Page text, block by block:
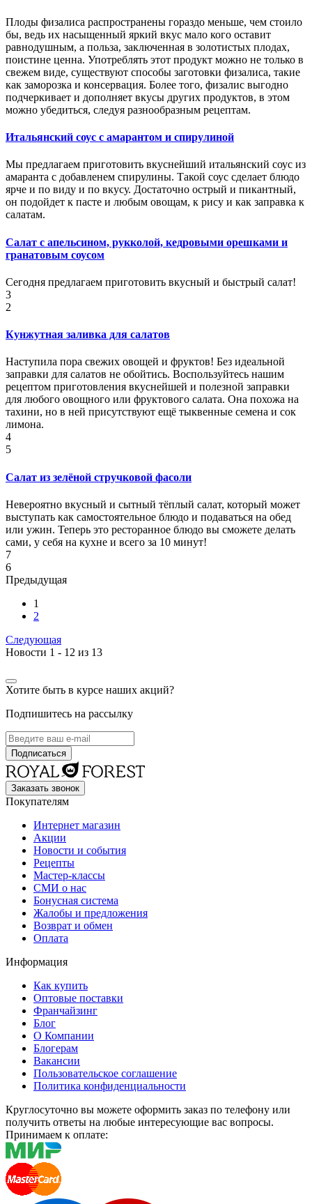
Плоды физалиса распространены гораздо меньше, чем стоило
бы, ведь их насыщенный яркий вкус мало кого оставит
равнодушным, а польза, заключенная в золотистых плодах,
поистине ценна. Употреблять этот продукт можно не только в
свежем виде, существуют способы заготовки физалиса, такие
как заморозка и консервация. Более того, физалис выгодно
подчеркивает и дополняет вкусы других продуктов, в этом
можно убедиться, следуя разнообразным рецептам.
Итальянский соус с амарантом и спирулиной
Мы предлагаем приготовить вкуснейший итальянский соус из
амаранта с добавленем спирулины. Такой соус сделает блюдо
ярче и по виду и по вкусу. Достаточно острый и пикантный,
он подойдет к пасте и любым овощам, к рису и как заправка к
салатам.
Салат с апельсином, рукколой, кедровыми орешками и
гранатовым соусом
Сегодня предлагаем приготовить вкусный и быстрый салат!
3
2
Кунжутная заливка для салатов
Наступила пора свежих овощей и фруктов! Без идеальной
заправки для салатов не обойтись. Воспользуйтесь нашим
рецептом приготовления вкуснейшей и полезной заправки
для любого овощного или фруктового салата. Она похожа на
тахини, но в ней присутствуют ещё тыквенные семена и сок
лимона.
4
5
Салат из зелёной стручковой фасоли
Невероятно вкусный и сытный тёплый салат, который может
выступать как самостоятельное блюдо и подаваться на обед
или ужин. Теперь это ресторанное блюдо вы сможете делать
сами, у себя на кухне и всего за 10 минут!
7
6
Предыдущая
1
2
Следующая
Новости 1 - 12 из 13
Хотите быть в курсе наших акций?
Подпишитесь на рассылку
Заказать звонок
Покупателям
Интернет магазин
Акции
Новости и события
Рецепты
Мастер-классы
СМИ о нас
Бонусная система
Жалобы и предложения
Возврат и обмен
Оплата
Информация
Как купить
Оптовые поставки
Франчайзинг
Блог
О Компании
Блогерам
Вакансии
Пользовательское соглашение
Политика конфиденциальности
Круглосуточно вы можете оформить заказ по телефону или
получить ответы на любые интересующие вас вопросы.
Принимаем к оплате: